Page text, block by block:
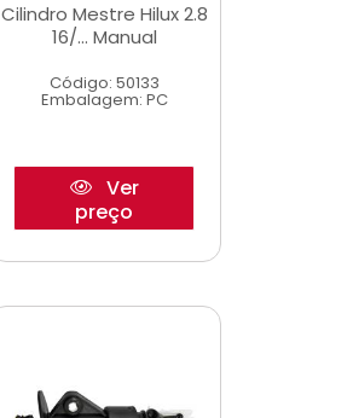
Cilindro Mestre Hilux 2.8
16/... Manual
Código: 50133
Embalagem: PC
Ver
preço